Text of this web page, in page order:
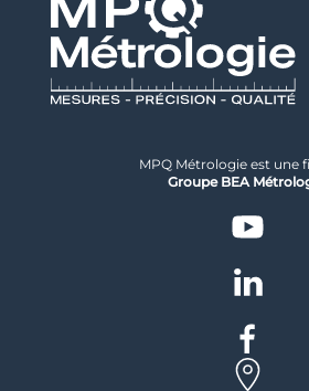
MPQ Métrologie est une
Groupe BEA